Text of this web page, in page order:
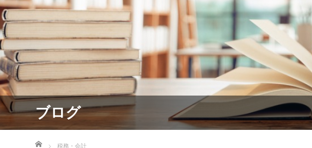
ブログ
ホーム 税務・会計